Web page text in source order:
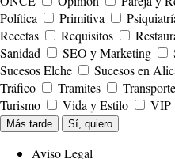
Política
Primitiva
Recetas
Requisitos
Sanidad
SEO y Marketing
Sucesos Elche
Sucesos en
Tráfico
Tramites Transporte
Turismo
Vida y Estilo VIP
Más tarde Sí, quiero
Aviso Legal